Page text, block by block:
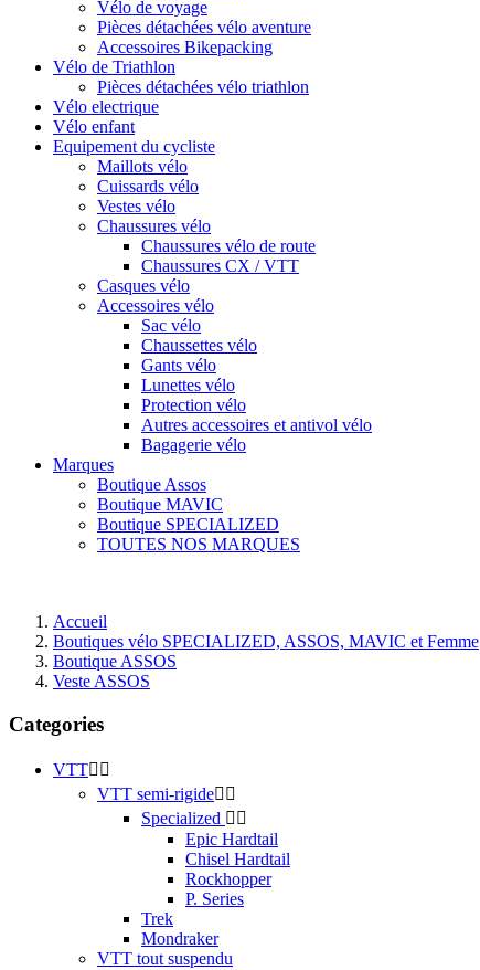
Vélo de voyage
Pièces détachées vélo aventure
Accessoires Bikepacking
Vélo de Triathlon
Pièces détachées vélo triathlon
Vélo electrique
Vélo enfant
Equipement du cycliste
Maillots vélo
Cuissards vélo
Vestes vélo
Chaussures vélo
Chaussures vélo de route
Chaussures CX / VTT
Casques vélo
Accessoires vélo
Sac vélo
Chaussettes vélo
Gants vélo
Lunettes vélo
Protection vélo
Autres accessoires et antivol vélo
Bagagerie vélo
Marques
Boutique Assos
Boutique MAVIC
Boutique SPECIALIZED
TOUTES NOS MARQUES
Accueil
Boutiques vélo SPECIALIZED, ASSOS, MAVIC et Femme
Boutique ASSOS
Veste ASSOS
Categories
VTT 
VTT semi-rigide 
Specialized  
Epic Hardtail
Chisel Hardtail
Rockhopper
P. Series
Trek
Mondraker
VTT tout suspendu